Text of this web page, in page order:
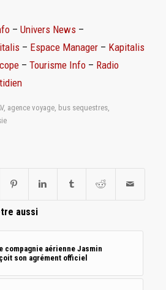
– Univers News–
– Espace Manager– Kapitalis
– Tourisme Info– Radio
, agence voyage, bus sequestres,
aussi
compagnie aérienne Jasmin
son agrément officiel